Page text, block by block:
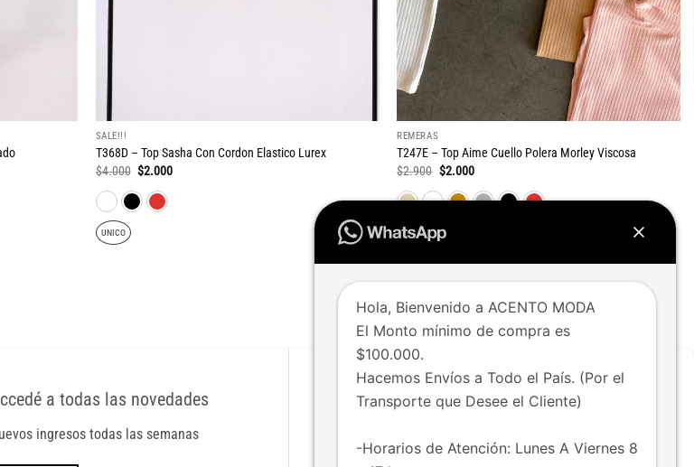
SALE!!!
T368D – Top Sasha Con Cordon Elastico Lurex
$4.000 El
original
era:
$2.000El
UNICO
REMERAS
T247E – Top Aime Cuello Polera Morley Viscosa
$2.900 El
original
$2.000El
actual
UNICO
a todas las novedades
ingresos todas las semanas
¿Tenés dudas o consultas?
Hola, Bienvenido a ACENTO MODA
El Monto mínimo de compra es
$100.000.
Hacemos Envíos a Todo el País. (Por el
Transporte que Desee el Cliente)
-Horarios de Atención: Lunes A Viernes 8